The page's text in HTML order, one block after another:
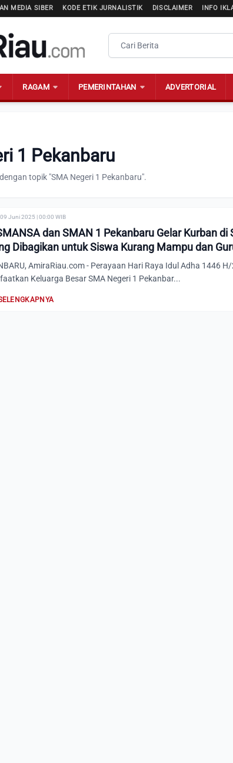
MEDIA SIBER KODE ETIK JURNALISTIK DISCLAIMER INFO
RAGAM PEMERINTAHAN ADVERTORIAL
1 Pekanbaru
topik "SMA Negeri 1 Pekanbaru".
Juni 2025 | 00:00 WIB
dan SMAN 1 Pekanbaru Gelar Kurban di
Dibagikan untuk Siswa Kurang Mampu dan
AmiraRiau.com - Perayaan Hari Raya Idul Adha 1446
Keluarga Besar SMA Negeri 1 Pekanbar...